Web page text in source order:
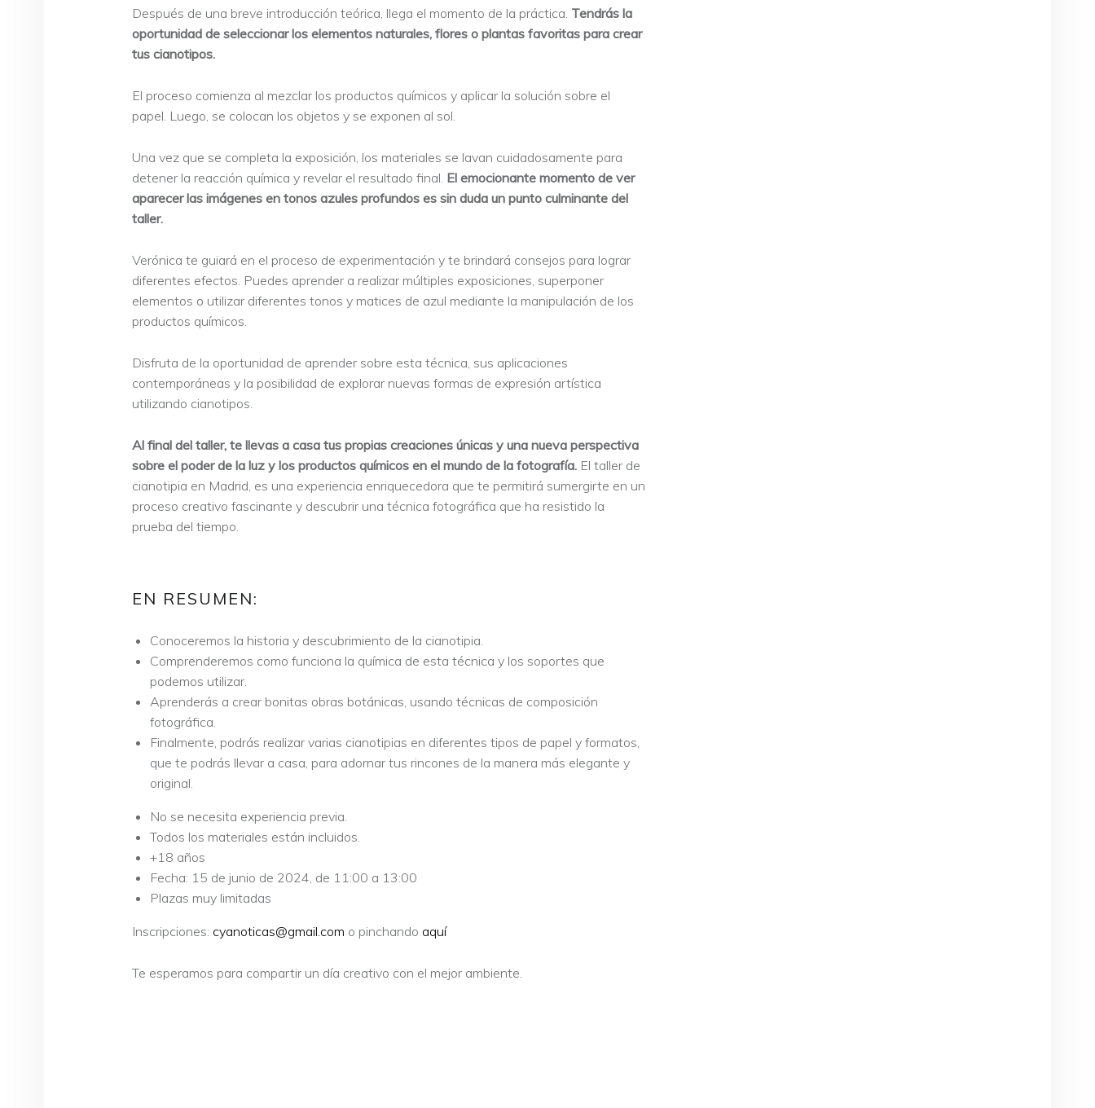
Después de una breve introducción teórica, llega el momento de la práctica. Tendrás la
oportunidad de seleccionar los elementos naturales, flores o plantas favoritas para crear
tus cianotipos.
El proceso comienza al mezclar los productos químicos y aplicar la solución sobre el
papel. Luego, se colocan los objetos y se exponen al sol.
Una vez que se completa la exposición, los materiales se lavan cuidadosamente para
detener la reacción química y revelar el resultado final. El emocionante momento de ver
aparecer las imágenes en tonos azules profundos es sin duda un punto culminante del
taller.
Verónica te guiará en el proceso de experimentación y te brindará consejos para lograr
diferentes efectos. Puedes aprender a realizar múltiples exposiciones, superponer
elementos o utilizar diferentes tonos y matices de azul mediante la manipulación de los
productos químicos.
Disfruta de la oportunidad de aprender sobre esta técnica, sus aplicaciones
contemporáneas y la posibilidad de explorar nuevas formas de expresión artística
utilizando cianotipos.
Al final del taller, te llevas a casa tus propias creaciones únicas y una nueva perspectiva
sobre el poder de la luz y los productos químicos en el mundo de la fotografía. El taller de
cianotipia en Madrid, es una experiencia enriquecedora que te permitirá sumergirte en un
proceso creativo fascinante y descubrir una técnica fotográfica que ha resistido la
prueba del tiempo.
EN RESUMEN:
Conoceremos la historia y descubrimiento de la cianotipia.
Comprenderemos como funciona la química de esta técnica y los soportes que
podemos utilizar.
Aprenderás a crear bonitas obras botánicas, usando técnicas de composición
fotográfica.
Finalmente, podrás realizar varias cianotipias en diferentes tipos de papel y formatos,
que te podrás llevar a casa, para adornar tus rincones de la manera más elegante y
original.
No se necesita experiencia previa.
Todos los materiales están incluidos.
+18 años
Fecha: 15 de junio de 2024, de 11:00 a 13:00
Plazas muy limitadas
Inscripciones: cyanoticas@gmail.com o pinchando aquí
Te esperamos para compartir un día creativo con el mejor ambiente.